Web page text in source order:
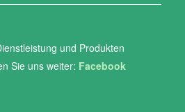
und Produkten
Sie uns weiter: Facebook